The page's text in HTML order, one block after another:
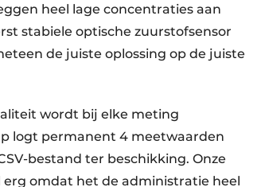
heel lage concentraties aan
stabiele optische zuurstofsensor
de juiste oplossing op de juiste
wordt bij elke meting
logt permanent 4 meetwaarden
bestand ter beschikking. Onze
omdat het de administratie heel